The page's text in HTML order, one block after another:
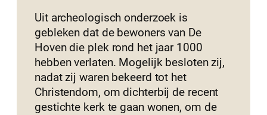
Uit archeologisch onderzoek is
gebleken dat de bewoners van De
Hoven die plek rond het jaar 1000
hebben verlaten. Mogelijk besloten zij,
nadat zij waren bekeerd tot het
Christendom, om dichterbij de recent
gestichte kerk te gaan wonen, om de